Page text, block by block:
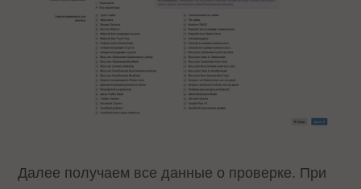
Далее получаем все данные о проверке. При